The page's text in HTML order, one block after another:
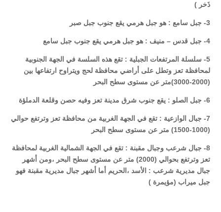
ذَخر )
3- جبل سامع : هو جبل هرمي يقع جنوب جبل صبر
4- جبل قدس – منيف : هو جبل هرمي يقع جنوب جبل سامع
5- سلسلة المرتفعات الجبلية : تقع هذه السلسة في الجهة الجنوبية
لمحافظة تعز وتطل على أراضي محافظة لحج ويتراوح ارتفاعها بين
(2000-3000)متر عن مستوى سطح البحر
6- جبل الصلو : يقع جنوب شرق مدينة تعز وفيه حصن وقلعة الدملؤة
7- جبال الوازعية : تقع في الجهة الغربية من محافظة تعز وترتفع حوالي
(1000-1500) متر عن مستوى سطح البحر
8- جبال شرعب وجبال مقبنة : تقع في الجهة الشمالية الغربية لمحافظة
تعز وترتفع بحوالي (2000) متر عن مستوى سطح البحر ،ومن أشهر
جبال مديرية شرعب : الأسد ،الحريم أما أشهر جبال مديرية مقبنة فهو
جبل ميراب (مؤيمرة )